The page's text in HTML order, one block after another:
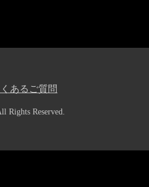
あるご質問
Rights Reserved.